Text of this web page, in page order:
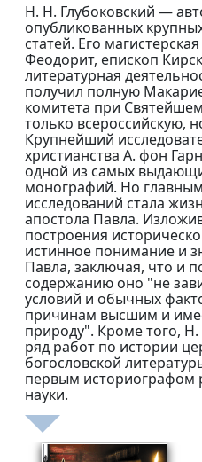
Н. Н. Глубоковский —
опубликованных
статей. Его
Феодорит, епископ
литературная
получил полную
комитета при
только всероссийскую,
Крупнейший
христианства А. фон
одной из самых
монографий. Но
исследований стала
апостола Павла.
построения
истинное понимание и
Павла, заключая, что и
содержанию оно "не
условий и обычных
причинам высшим и
природу". Кроме того, Н.
ряд работ по истории
богословской
первым историографом
науки.